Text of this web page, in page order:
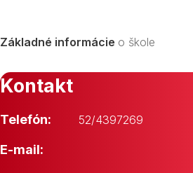
Základné informácie o škole
Kontakt
Telefón: 52/4397269
E-mail: